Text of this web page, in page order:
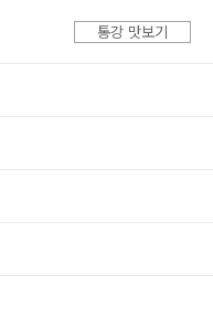
통강 맛보기